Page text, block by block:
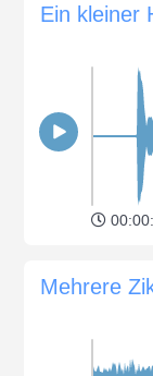
Ein kleiner